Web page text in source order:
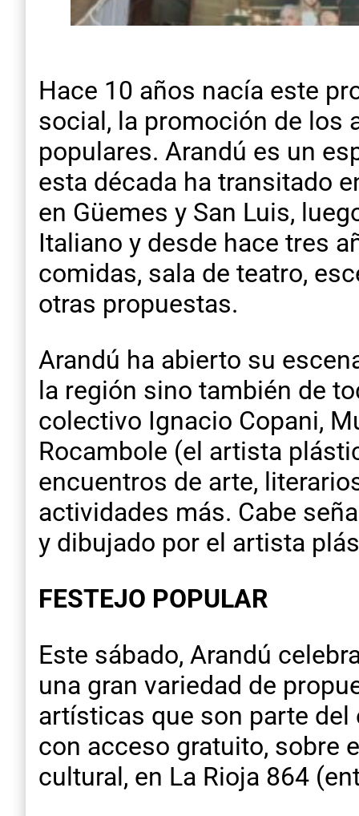
Hace 10 años nacía este
social, la promoción de los
populares. Arandú es un
esta década ha transitado
en Güemes y San Luis,
Italiano y desde hace tres
comidas, sala de teatro,
otras propuestas.
Arandú ha abierto su
la región sino también de
colectivo Ignacio Copani,
Rocambole (el artista
encuentros de arte,
actividades más. Cabe
y dibujado por el artista
FESTEJO POPULAR
Este sábado, Arandú
una gran variedad de
artísticas que son parte del
con acceso gratuito, sobre
cultural, en La Rioja 864